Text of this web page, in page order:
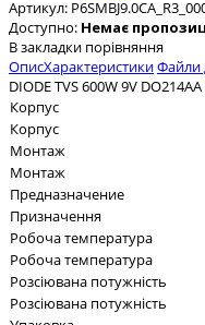
Артикул:
Доступно: Немає
В закладки порівняння
ОписХарактеристикиФайли
DIODE TVS 600W 9V
Корпус
Корпус
Монтаж
Монтаж
Предназначение
Призначення
Робоча температура
Робоча температура
Розсіювана потужність
Розсіювана потужність